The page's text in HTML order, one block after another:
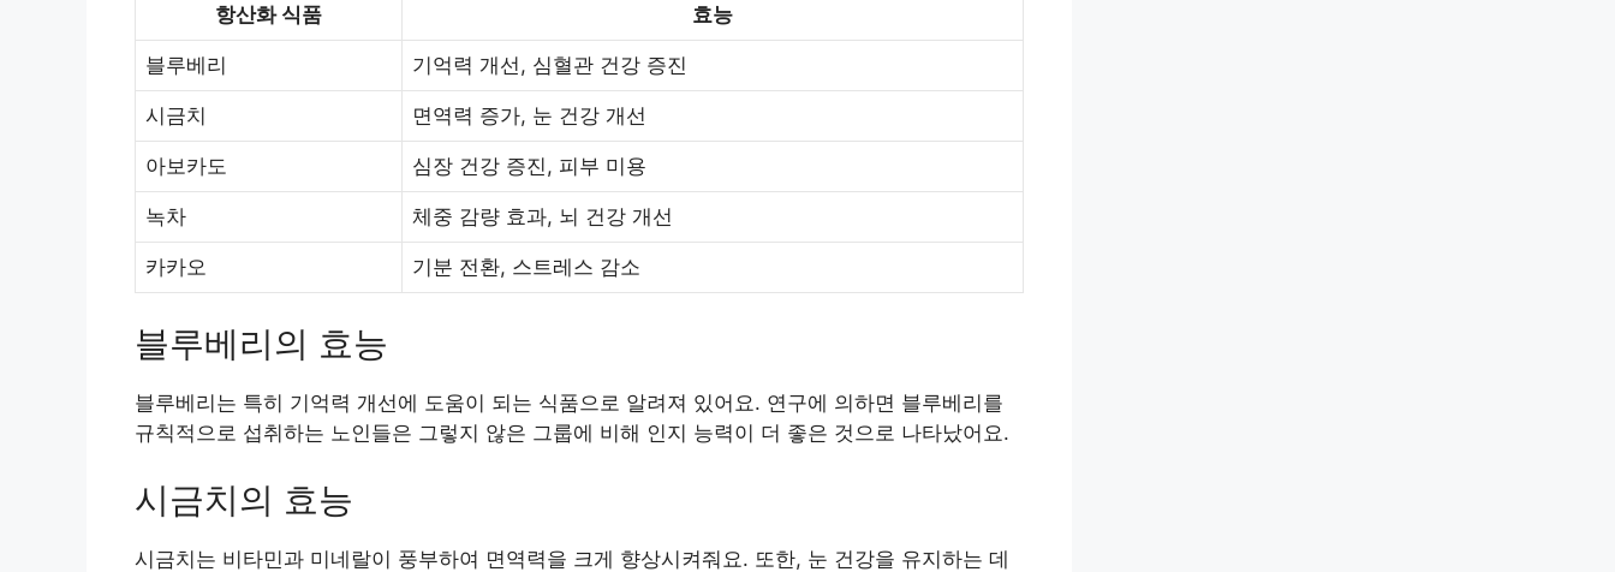
항산화 식품 효능
블루베리 기억력 개선, 심혈관 건강 증진
시금치 면역력 증가, 눈 건강 개선
아보카도 심장 건강 증진, 피부 미용
녹차 체중 감량 효과, 뇌 건강 개선
카카오 기분 전환, 스트레스 감소
블루베리의 효능
블루베리는 특히 기억력 개선에 도움이 되는 식품으로 알려져 있어요. 연구에 의하면 블루베리를
규칙적으로 섭취하는 노인들은 그렇지 않은 그룹에 비해 인지 능력이 더 좋은 것으로 나타났어요.
시금치의 효능
시금치는 비타민과 미네랄이 풍부하여 면역력을 크게 향상시켜줘요. 또한, 눈 건강을 유지하는 데